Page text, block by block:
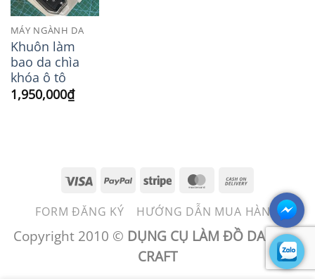
Wishlist
MÁY NGÀNH DA
Khuôn làm
bao da chìa
khóa ô tô
1,950,000₫
Visa PayPalStripe MasterCard
Delivery
FORM ĐĂNG KÝ HƯỚNG DẪN MUA HÀNG
Copyright 2010 © DỤNG CỤ LÀM ĐỒ DA - BEN
CRAFT